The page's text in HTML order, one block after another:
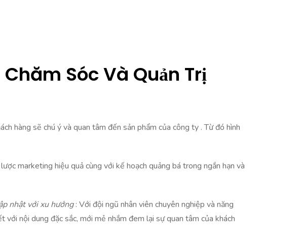
Sóc Và Quản Trị
hàng sẽ chú ý và quan tâm đến sản phẩm của công ty . Từ đó hình
marketing hiệu quả cùng với kế hoạch quảng bá trong ngắn hạn và
nhật với xu hướng: Với đội ngũ nhân viên chuyên nghiệp và năng
nội dung đặc sắc, mới mẻ nhắm đem lại sự quan tâm của khách